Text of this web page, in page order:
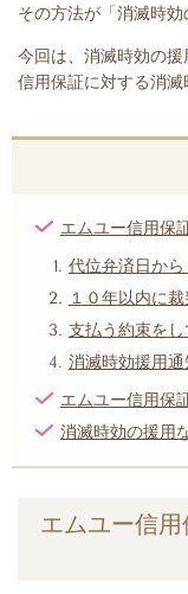
その方法が「消滅時効
今回は、 消滅時効の
信用保証に対する消滅
エムユー信用保
代位弁済日か
１０年以内に
支払う約束を
消滅時効援用
エムユー信用保
消滅時効の援用
エムユー信